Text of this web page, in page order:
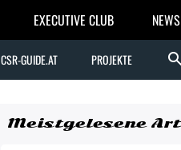
EXECUTIVE CLUB
CSR-GUIDE.AT PROJEKTE
Meistgelesene